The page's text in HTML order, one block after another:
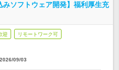
ソフトウェア開発】福利厚生充
迎 リモートワーク可
2026/09/03